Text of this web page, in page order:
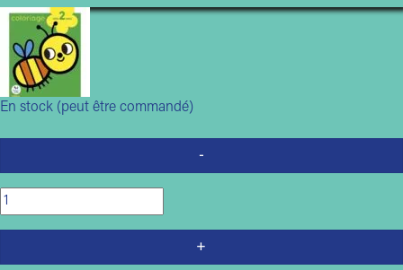
En stock (peut être commandé)
quantité
de